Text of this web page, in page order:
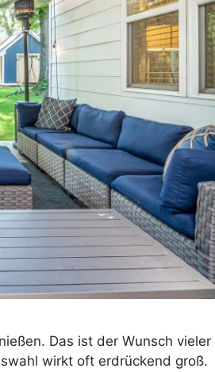
Das ist der Wunsch vieler
wirkt oft erdrückend groß.